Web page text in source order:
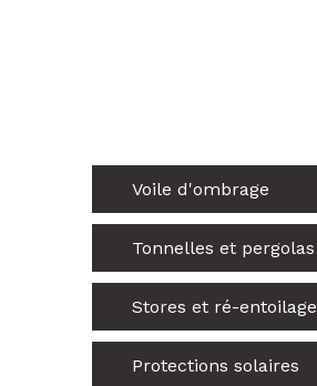
Voile d'ombrage
Tonnelles et pergolas
Stores et ré-entoilage
Protections solaires